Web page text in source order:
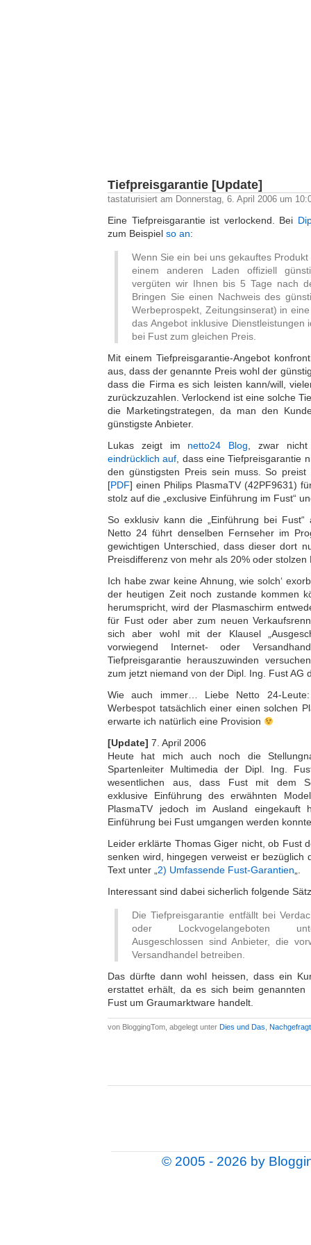
Tiefpreisgarantie [Update]
tastaturisiert am Donnerstag, 6. April 2006 um
Eine Tiefpreisgarantie ist verlockend. Bei
zum Beispiel so an:
Wenn Sie ein bei uns gekauftes
einem anderen Laden offiziell
vergüten wir Ihnen bis 5 Tage nach
Bringen Sie einen Nachweis des
Werbeprospekt, Zeitungsinserat) in
das Angebot inklusive Dienstleistungen
bei Fust zum gleichen Preis.
Mit einem Tiefpreisgarantie-Angebot
aus, dass der genannte Preis wohl der
dass die Firma es sich leisten kann/will,
zurückzuzahlen. Verlockend ist eine solche
die Marketingstrategen, da man den
günstigste Anbieter.
Lukas zeigt im netto24 Blog , zwar
eindrücklich auf , dass eine Tiefpreisgarantie
den günstigsten Preis sein muss. So
[PDF] einen Philips PlasmaTV (42PF9631)
stolz auf die „exclusive Einführung im Fust“
So exklusiv kann die „Einführung bei
Netto 24 führt denselben Fernseher im
gewichtigen Unterschied, dass dieser dort
Preisdifferenz von mehr als 20% oder stolzen
Ich habe zwar keine Ahnung, wie solch‘
der heutigen Zeit noch zustande kommen
herumspricht, wird der Plasmaschirm
für Fust oder aber zum neuen
sich aber wohl mit der Klausel
vorwiegend Internet- oder
Tiefpreisgarantie herauszuwinden
zum jetzt niemand von der Dipl. Ing. Fust AG
Wie auch immer… Liebe Netto 24-
Werbespot tatsächlich einer einen solchen
erwarte ich natürlich eine Provision
[Update] 7. April 2006
Heute hat mich auch noch die
Spartenleiter Multimedia der Dipl. Ing.
wesentlichen aus, dass Fust mit dem
exklusive Einführung des erwähnten
PlasmaTV jedoch im Ausland eingekauft
Einführung bei Fust umgangen werden
Leider erklärte Thomas Giger nicht, ob Fust
senken wird, hingegen verweist er bezüglich
Text unter „ 2) Umfassende Fust-Garantien
Interessant sind dabei sicherlich folgende
Die Tiefpreisgarantie entfällt bei
oder Lockvogelangeboten
Ausgeschlossen sind Anbieter, die
Versandhandel betreiben.
Das dürfte dann wohl heissen, dass ein
erstattet erhält, da es sich beim genannten
Fust um Graumarktware handelt.
von BloggingTom, abgelegt unter Dies und Das Nachgefragt
© 2005 - 2026 by